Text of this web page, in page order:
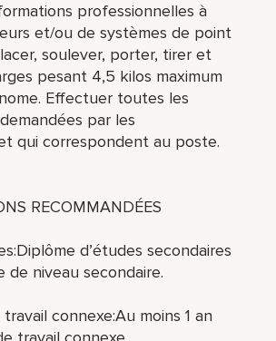
professionnelles à
et/ou de systèmes de point
soulever, porter, tirer et
pesant 4,5 kilos maximum
Effectuer toutes les
par les
qui correspondent au poste.
RECOMMANDÉES
d’études secondaires
de niveau secondaire.
connexe:Au moins 1 an
travail connexe.